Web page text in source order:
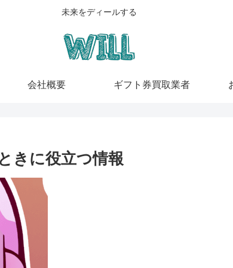
未来をディールする
会社概要 ギフト券買取業者
きに役立つ情報